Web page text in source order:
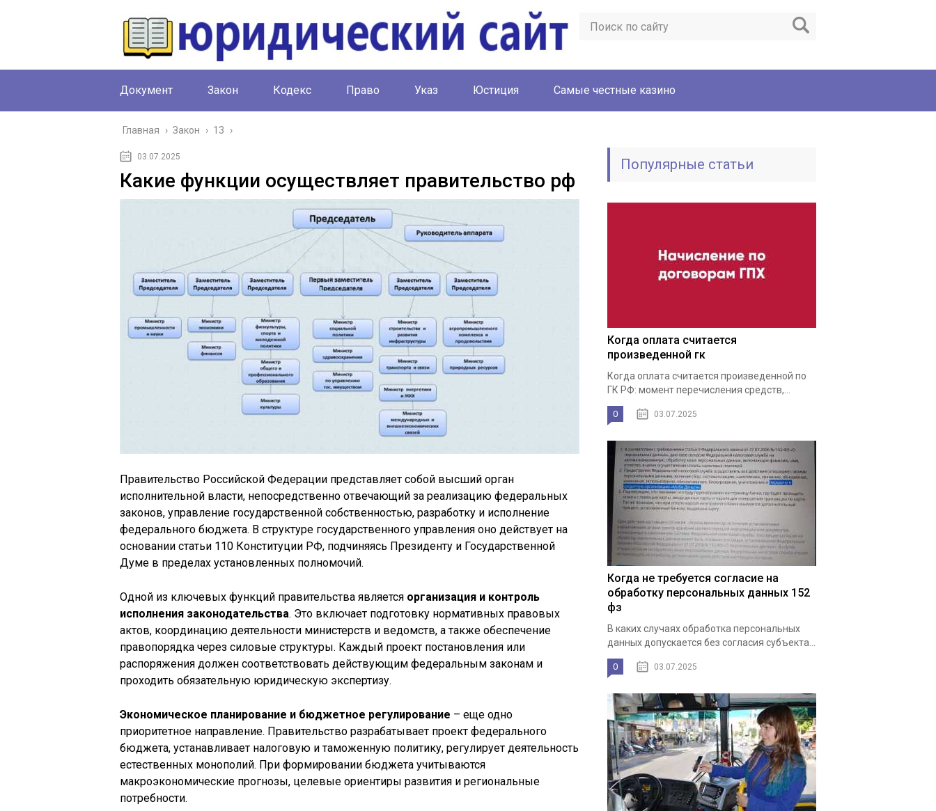
Документ Закон Кодекс Право Указ Юстиция Cамые честные казино
Главная › Закон › 13 ›
03.07.2025
Какие функции осуществляет правительство рф
Правительство Российской Федерации представляет собой высший орган
исполнительной власти, непосредственно отвечающий за реализацию федеральных
законов, управление государственной собственностью, разработку и исполнение
федерального бюджета. В структуре государственного управления оно действует на
основании статьи 110 Конституции РФ, подчиняясь Президенту и Государственной
Думе в пределах установленных полномочий.
Одной из ключевых функций правительства является организация и контроль
исполнения законодательства. Это включает подготовку нормативных правовых
актов, координацию деятельности министерств и ведомств, а также обеспечение
правопорядка через силовые структуры. Каждый проект постановления или
распоряжения должен соответствовать действующим федеральным законам и
проходить обязательную юридическую экспертизу.
Экономическое планирование и бюджетное регулирование – еще одно
приоритетное направление. Правительство разрабатывает проект федерального
бюджета, устанавливает налоговую и таможенную политику, регулирует деятельность
естественных монополий. При формировании бюджета учитываются
макроэкономические прогнозы, целевые ориентиры развития и региональные
потребности.
Популярные статьи
Когда оплата считается
произведенной гк
Когда оплата считается произведенной по
ГК РФ: момент перечисления средств,...
0 03.07.2025
Когда не требуется согласие на
обработку персональных данных 152
фз
В каких случаях обработка персональных
данных допускается без согласия субъекта...
0 03.07.2025